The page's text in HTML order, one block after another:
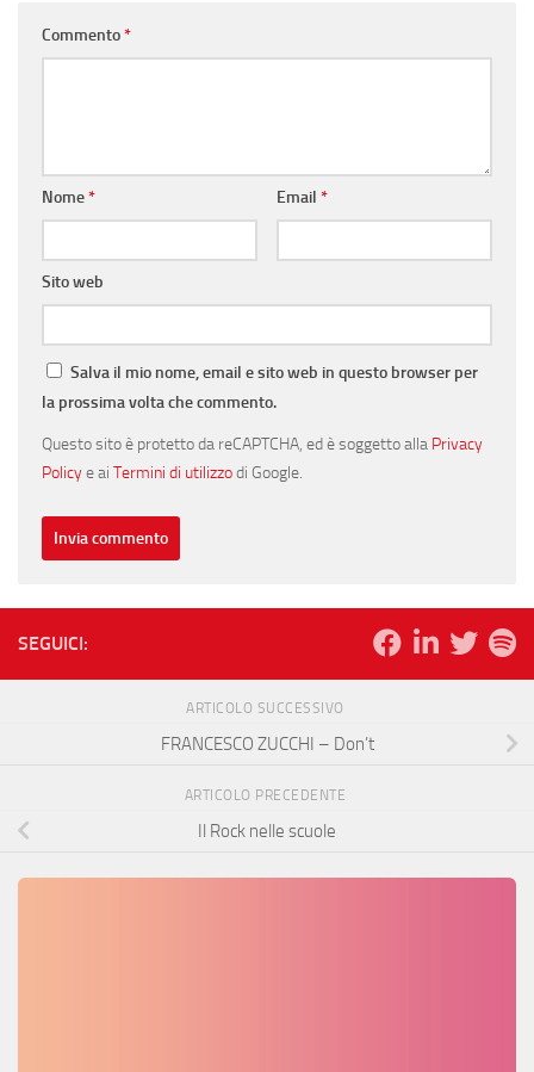
Commento*
Nome* Email *
Sito web
Salva il mio nome, email e sito web in questo browser per
la prossima volta che commento.
Questo sito è protetto da reCAPTCHA, ed è soggetto alla Privacy
Policye ai Termini di utilizzodi Google.
SEGUICI:
ARTICOLO SUCCESSIVO
FRANCESCO ZUCCHI – Don’t
ARTICOLO PRECEDENTE
Il Rock nelle scuole